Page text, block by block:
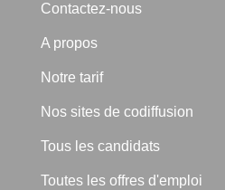
Contactez-nous
A propos
Notre tarif
Nos sites de codiffusion
Tous les candidats
Toutes les offres d'emploi